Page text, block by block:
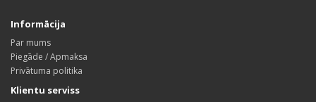
Informācija
Par mums
Piegāde / Apmaksa
Privātuma politika
Klientu serviss